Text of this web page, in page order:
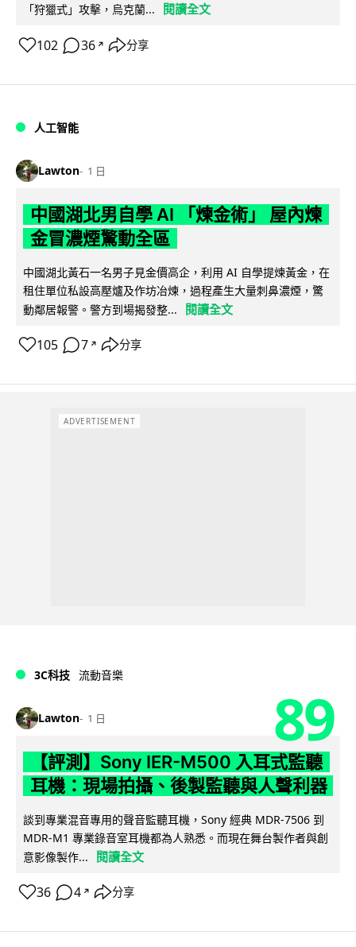
「狩獵式」攻擊，烏克蘭...
閱讀全文
102 36 ↗ 分享
人工智能
Lawton 1 日
中國湖北男自學 AI 「煉金術」 屋內煉
金冒濃煙驚動全區
中國湖北黃石一名男子見金價高企，利用 AI 自學提煉黃金，在
租住單位私設高壓爐及作坊冶煉，過程產生大量刺鼻濃煙，驚
動鄰居報警。警方到場揭發整...
閱讀全文
105 7 ↗ 分享
ADVERTISEMENT
3C科技 流動音樂
Lawton 1 日 89
【評測】Sony IER-M500 入耳式監聽
耳機：現場拍攝、後製監聽與人聲利器
談到專業混音專用的聲音監聽耳機，Sony 經典 MDR-7506 到
MDR-M1 專業錄音室耳機都為人熟悉。而現在舞台製作者與創
意影像製作...
閱讀全文
36 4 ↗ 分享